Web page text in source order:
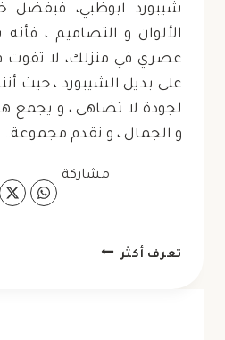
شيبورد ابوظبي، فبفضل
الألوان و التصاميم ،
عصري في منزلك، لا
على بديل الشيبورد ، حيث
لجودة لا تضاهى ، و يجمع
و الجمال ، و نقدم مجموعة…
مشاركة
تعرف أكثر تركيب